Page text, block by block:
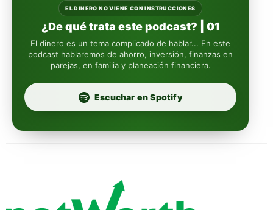
Sura
Insignia Life
Profuturo
EL DINERO NO VIENE CON INSTRUCCIONES
¿De qué trata este podcast? | 01
El dinero es un tema complicado de hablar... En este
podcast hablaremos de ahorro, inversión, finanzas en
parejas, en familia y planeación financiera.
Escuchar en Spotify